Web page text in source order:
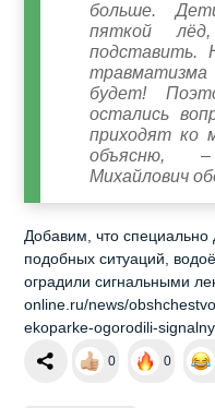
больше.
пяткой
подставить.
будет!
остались
приходят ко
объясню,
Михайлович
Добавим, что специально
подобных ситуаций,
оградили сигнальными
online.ru/news/
ekoparke-ogorodili-
0 0